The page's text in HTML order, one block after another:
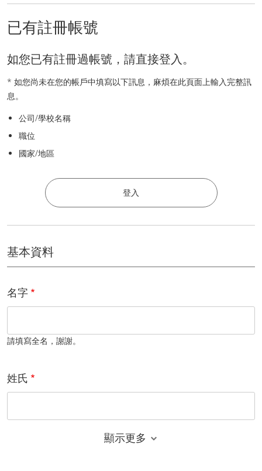
已有註冊帳號
如您已有註冊過帳號，請直接登入。
* 如您尚未在您的帳戶中填寫以下訊息，麻煩在此頁面上輸入完整訊
息。
公司/學校名稱
職位
國家/地區
登入
基本資料
名字
請填寫全名，謝謝。
姓氏
顯示更多